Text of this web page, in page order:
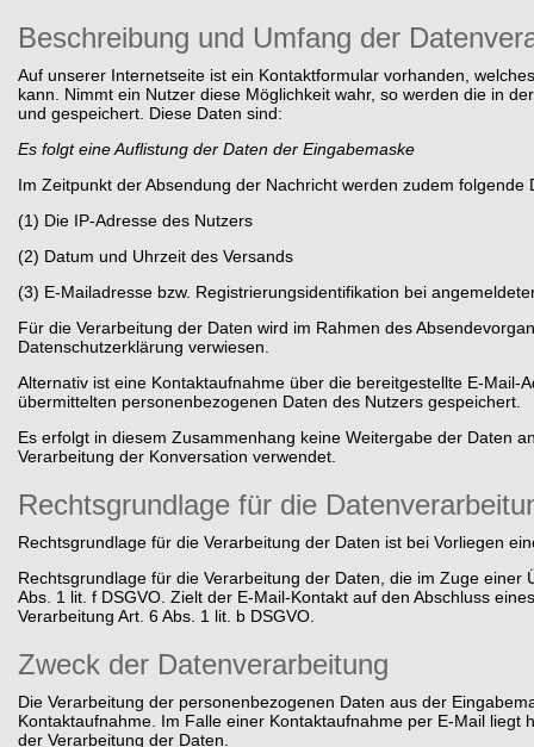
Beschreibung und Umfang der
Auf unserer Internetseite ist ein Kontaktformular vorhanden,
kann. Nimmt ein Nutzer diese Möglichkeit wahr, so werden die in
und gespeichert. Diese Daten sind:
Es folgt eine Auflistung der Daten der Eingabemaske
Im Zeitpunkt der Absendung der Nachricht werden zudem folgende
(1) Die IP-Adresse des Nutzers
(2) Datum und Uhrzeit des Versands
(3) E-Mailadresse bzw. Registrierungsidentifikation bei
Für die Verarbeitung der Daten wird im Rahmen des
Datenschutzerklärung verwiesen.
Alternativ ist eine Kontaktaufnahme über die bereitgestellte E-
übermittelten personenbezogenen Daten des Nutzers gespeichert.
Es erfolgt in diesem Zusammenhang keine Weitergabe der Daten
Verarbeitung der Konversation verwendet.
Rechtsgrundlage für die
Rechtsgrundlage für die Verarbeitung der Daten ist bei Vorliegen
Rechtsgrundlage für die Verarbeitung der Daten, die im Zuge
Abs. 1 lit. f DSGVO. Zielt der E-Mail-Kontakt auf den Abschluss
Verarbeitung Art. 6 Abs. 1 lit. b DSGVO.
Zweck der Datenverarbeitung
Die Verarbeitung der personenbezogenen Daten aus der
Kontaktaufnahme. Im Falle einer Kontaktaufnahme per E-Mail
der Verarbeitung der Daten.